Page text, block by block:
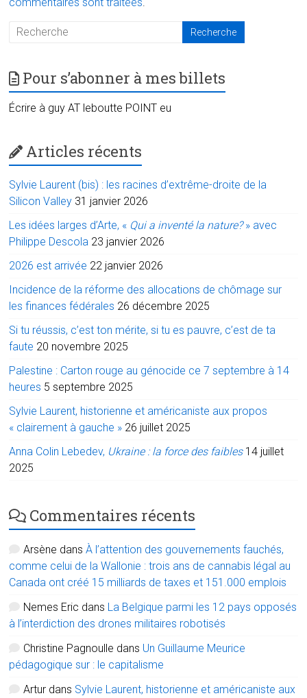
Pour s’abonner à mes billets
Écrire à guy AT leboutte POINT eu
Articles récents
Sylvie Laurent (bis) : les racines d’extrême-droite de la
Silicon Valley 31 janvier 2026
Les idées larges d’Arte, « Qui a inventé la nature?» avec
Philippe Descola 23 janvier 2026
2026 est arrivée 22 janvier 2026
Incidence de la réforme des allocations de chômage sur
les finances fédérales 26 décembre 2025
Si tu réussis, c’est ton mérite, si tu es pauvre, c’est de ta
faute 20 novembre 2025
Palestine : Carton rouge au génocide ce 7 septembre à 14
heures 5 septembre 2025
Sylvie Laurent, historienne et américaniste aux propos
« clairement à gauche » 26 juillet 2025
Anna Colin Lebedev, Ukraine : la force des faibles 14 juillet
2025
Commentaires récents
Arsène dansÀ l’attention des gouvernements fauchés,
comme celui de la Wallonie : trois ans de cannabis légal au
Canada ont créé 15 milliards de taxes et 151.000 emplois
Nemes Eric dans La Belgique parmi les 12 pays opposés
à l’interdiction des drones militaires robotisés
Christine Pagnoulle dans Un Guillaume Meurice
pédagogique sur : le capitalisme
Artur dans Sylvie Laurent, historienne et américaniste aux